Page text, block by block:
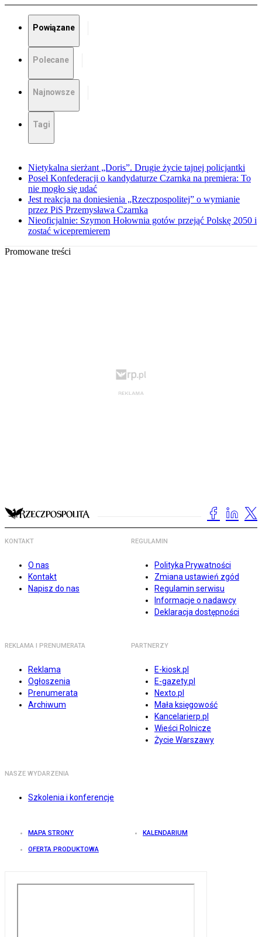
Powiązane
Polecane
Najnowsze
Tagi
Nietykalna sierżant „Doris”. Drugie życie tajnej policjantki
Poseł Konfederacji o kandydaturze Czarnka na premiera: To
nie mogło się udać
Jest reakcja na doniesienia „Rzeczpospolitej” o wymianie
przez PiS Przemysława Czarnka
Nieoficjalnie: Szymon Hołownia gotów przejąć Polskę 2050 i
zostać wicepremierem
Promowane treści
KONTAKT
O nas
Kontakt
Napisz do nas
REGULAMIN
Polityka Prywatności
Zmiana ustawień zgód
Regulamin serwisu
Informacje o nadawcy
Deklaracja dostępności
REKLAMA I PRENUMERATA
Reklama
Ogłoszenia
Prenumerata
Archiwum
PARTNERZY
E-kiosk.pl
E-gazety.pl
Nexto.pl
Mała księgowość
Kancelarierp.pl
Wieści Rolnicze
Życie Warszawy
NASZE WYDARZENIA
Szkolenia i konferencje
MAPA STRONY KALENDARIUM
OFERTA PRODUKTOWA